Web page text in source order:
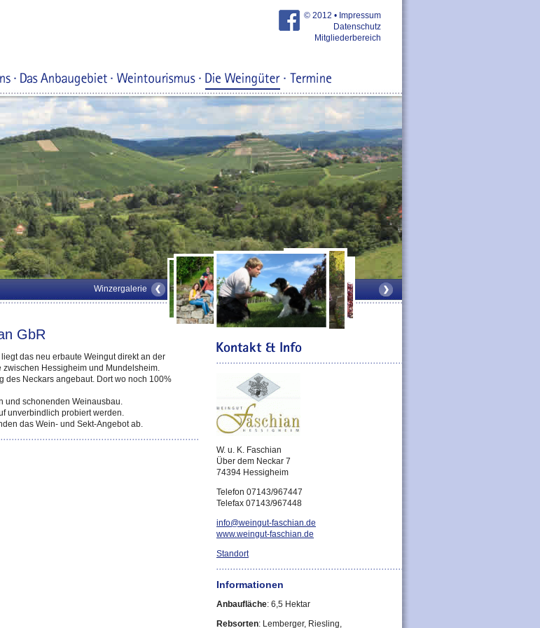
© 2012 • Impressum
Datenschutz
Mitgliederbereich
Winzergalerie
GbR
das neu erbaute Weingut direkt an der
zwischen Hessigheim und Mundelsheim.
des Neckars angebaut. Dort wo noch 100%
und schonenden Weinausbau.
unverbindlich probiert werden.
das Wein- und Sekt-Angebot ab.
W. u. K. Faschian
Über dem Neckar 7
74394 Hessigheim
Telefon 07143/967447
Telefax 07143/967448
info@weingut-faschian.de
www.weingut-faschian.de
Standort
Informationen
Anbaufläche: 6,5 Hektar
Rebsorten: Lemberger, Riesling,